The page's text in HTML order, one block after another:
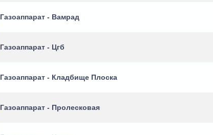
Газоаппарат - Вамрад
Газоаппарат - Цгб
Газоаппарат - Кладбище Плоска
Газоаппарат - Пролесковая